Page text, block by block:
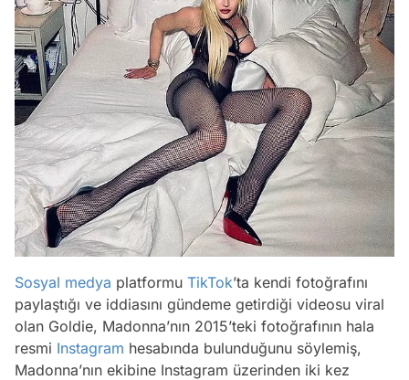
Sosyal medya platformu TikTok’ta kendi fotoğrafını
paylaştığı ve iddiasını gündeme getirdiği videosu viral
olan Goldie, Madonna’nın 2015’teki fotoğrafının hala
resmi Instagram hesabında bulunduğunu söylemiş,
Madonna’nın ekibine Instagram üzerinden iki kez